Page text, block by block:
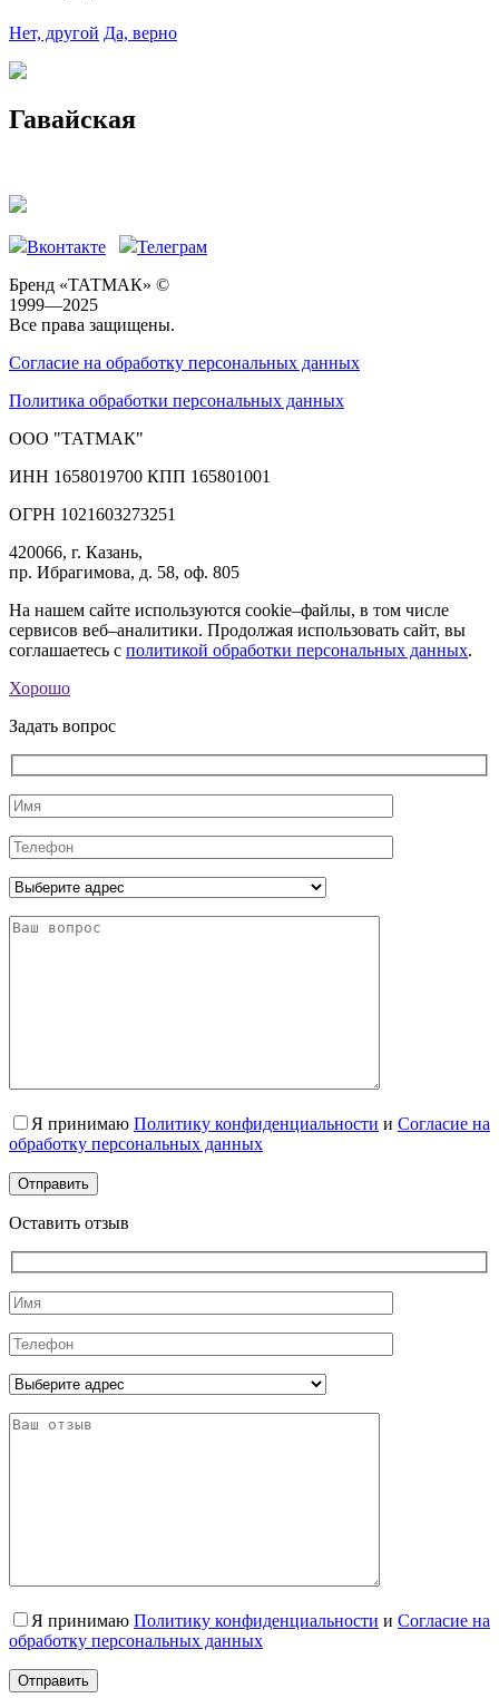
Нет, другой Да, верно
Гавайская
Вконтакте
Телеграм
Бренд «ТАТМАК» ©
1999—2025
Все права защищены.
Согласие на обработку персональных данных
Политика обработки персональных данных
ООО "ТАТМАК"
ИНН 1658019700 КПП 165801001
ОГРН 1021603273251
420066, г. Казань,
пр. Ибрагимова, д. 58, оф. 805
На нашем сайте используются cookie–файлы, в том числе
сервисов веб–аналитики. Продолжая использовать сайт, вы
соглашаетесь с политикой обработки персональных данных.
Хорошо
Задать вопрос
Я принимаю Политику конфиденциальности и Согласие на
обработку персональных данных
Оставить отзыв
Я принимаю Политику конфиденциальности и Согласие на
обработку персональных данных